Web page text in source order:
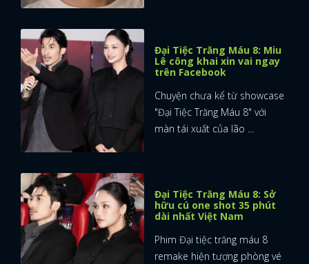
FACEBOOK
Đại Tiệc Trăng Máu 8: Miu
Lê công khai xin vai ngay
trên Facebook
Chuyện chưa kể từ showcase
"Đại Tiệc Trăng Máu 8" với
màn tái xuất của lão ...
Đại Tiệc Trăng Máu 8: Sở
hữu cú one shot 35 phút
dài nhất Việt Nam
Phim Đại tiệc trăng máu 8
remake hiện tượng phòng vé